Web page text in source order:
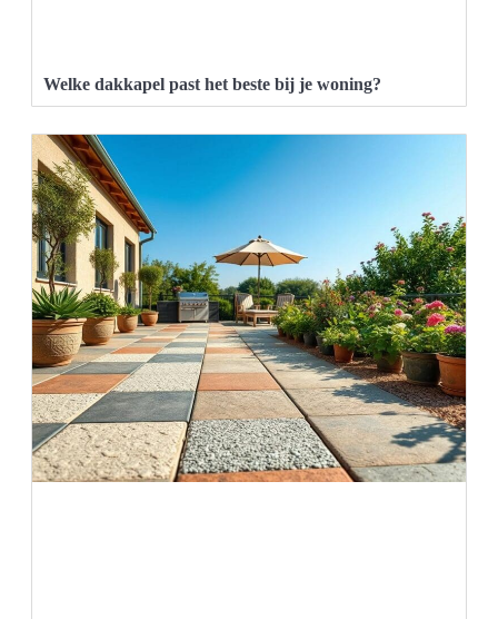
Welke dakkapel past het beste bij je woning?